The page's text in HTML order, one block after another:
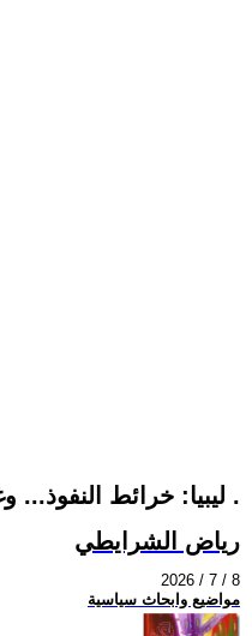
ليبيا: خرائط النفوذ... وغياب الشعب .
رياض الشرايطي
2026 / 7 / 8
مواضيع وابحاث سياسية